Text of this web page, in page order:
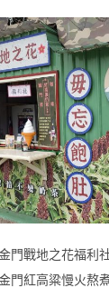
門戰地之花福利
門紅高粱慢火熬